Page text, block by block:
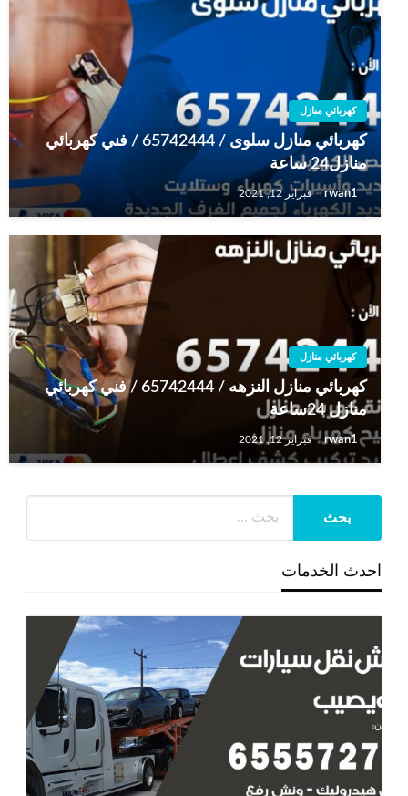
كهربائي منازل
كهربائي منازل سلوى / 65742444 / فني كهربائي
منازل24 ساعة
rwan1 فبراير 12, 2021
كهربائي منازل
كهربائي منازل النزهه / 65742444 / فني كهربائي
منازل 24ساعة
rwan1 فبراير 12, 2021
احدث الخدمات